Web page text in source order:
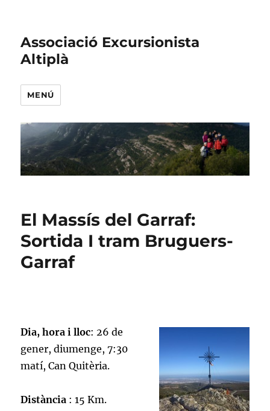
Associació Excursionista
Altiplà
MENÚ
El Massís del Garraf:
Sortida I tram Bruguers-
Garraf
Dia, hora i lloc: 26 de
gener, diumenge, 7:30
matí, Can Quitèria.
Distància : 15 Km.